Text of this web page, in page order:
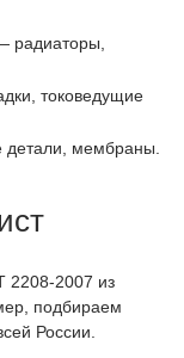
радиаторы,
токоведущие
детали, мембраны.
2007 из
подбираем
России.